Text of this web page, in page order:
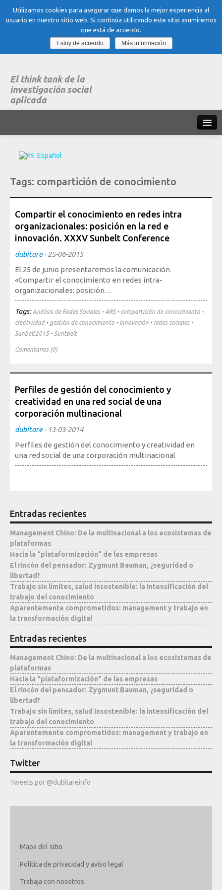
El think tank de la
investigación social
aplicada
Areas
de experiencia
Organización, Trabajo y Salud
Sociedad, Innovación y Salud
Internacional, Sectores y Salud
Blogs
Blog: Organización, Trabajo y Salud
Blog: Sociedad, Innovación y Salud
Publicaciones
Publicaciones: Organización, Trabajo y Salud
Mediateca
Español
Tags: compartición de conocimiento
Compartir el conocimiento en redes intra
organizacionales: posición en la red e
innovación. XXXV Sunbelt Conference
dubitare· 25-06-2015
El 25 de junio presentaremos la comunicación
«Compartir el conocimiento en redes intra-
organizacionales: posición…
Tags: Análisis de Redes Sociales· ARS· compartición de conocimiento ·
creatividad· gestión de conocimiento · Innovación · redes sociales·
Sunbelt2015· Suntbelt
Comentarios (0)
Perfiles de gestión del conocimiento y
creatividad en una red social de una
corporación multinacional
dubitare· 13-03-2014
Perfiles de gestión del conocimiento y creatividad en
una red social de una corporación multinacional
Entradas recientes
Management Chino: De la multinacional a los ecosistemas de
plataformas
Hacia la “plataformización” de las empresas
El rincón del pensador: Zygmunt Bauman, ¿seguridad o
libertad?
Trabajo sin límites, salud insostenible: la intensificación del
trabajo del conocimiento
Aparentemente comprometidos: management y trabajo en
la transformación digital
Entradas recientes
Management Chino: De la multinacional a los ecosistemas de
plataformas
Hacia la “plataformización” de las empresas
El rincón del pensador: Zygmunt Bauman, ¿seguridad o
libertad?
Trabajo sin límites, salud insostenible: la intensificación del
trabajo del conocimiento
Aparentemente comprometidos: management y trabajo en
la transformación digital
Twitter
Tweets por @dubitareinfo
Mapa del sitio
Política de privacidad y aviso legal
Trabaja con nosotros
Utilizamos cookies para asegurar que damos la mejor experiencia al
usuario en nuestro sitio web. Si continúa utilizando este sitio asumiremos
que está de acuerdo.
Estoy de acuerdo
Más información